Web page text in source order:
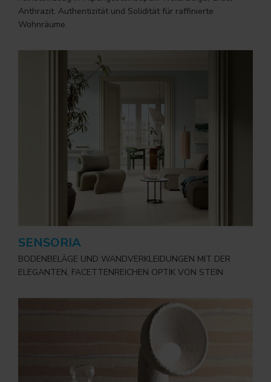
Anthrazit. Authentizität und Solidität für raffinierte
Wohnräume.
SENSORIA
BODENBELÄGE UND WANDVERKLEIDUNGEN MIT DER
ELEGANTEN, FACETTENREICHEN OPTIK VON STEIN